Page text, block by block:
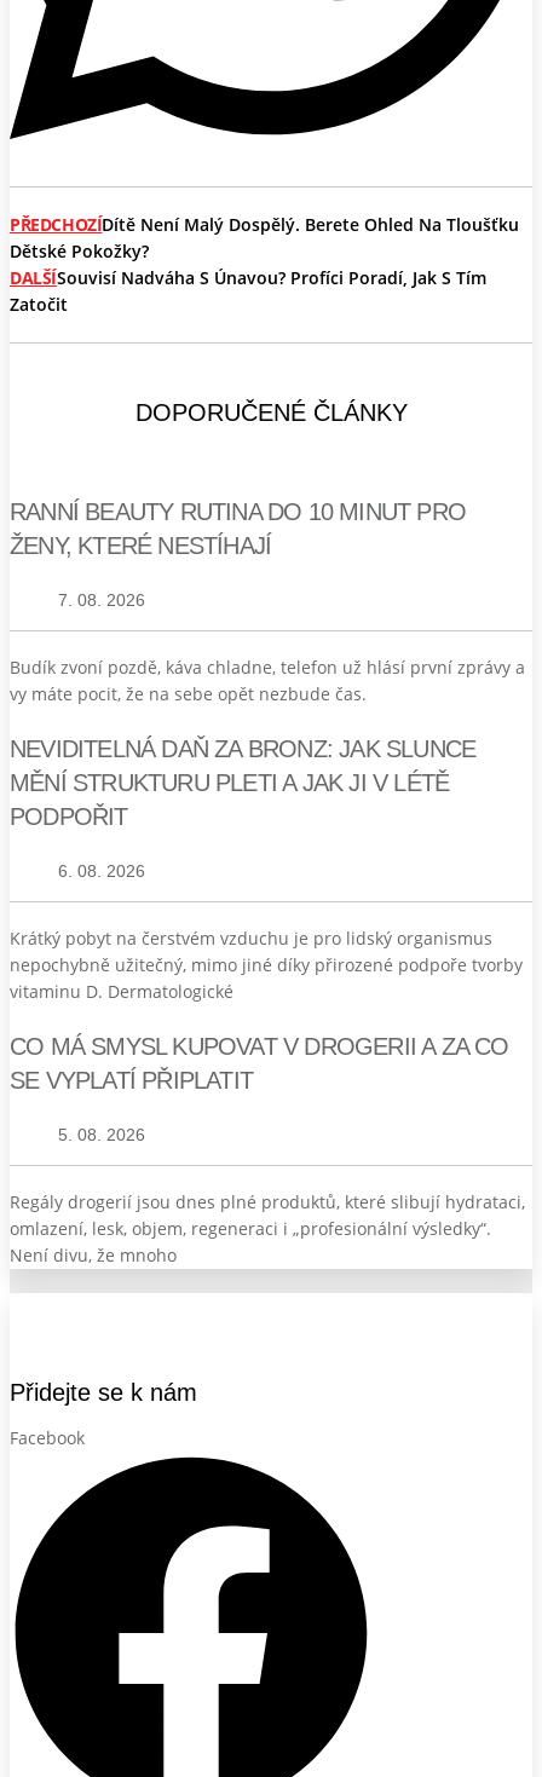
PŘEDCHOZÍDítě Není Malý Dospělý. Berete Ohled Na Tloušťku
Dětské Pokožky?
DALŠÍSouvisí Nadváha S Únavou? Profíci Poradí, Jak S Tím
Zatočit
DOPORUČENÉ ČLÁNKY
RANNÍ BEAUTY RUTINA DO 10 MINUT PRO
ŽENY, KTERÉ NESTÍHAJÍ
7. 08. 2026
Budík zvoní pozdě, káva chladne, telefon už hlásí první zprávy a
vy máte pocit, že na sebe opět nezbude čas.
NEVIDITELNÁ DAŇ ZA BRONZ: JAK SLUNCE
MĚNÍ STRUKTURU PLETI A JAK JI V LÉTĚ
PODPOŘIT
6. 08. 2026
Krátký pobyt na čerstvém vzduchu je pro lidský organismus
nepochybně užitečný, mimo jiné díky přirozené podpoře tvorby
vitaminu D. Dermatologické
CO MÁ SMYSL KUPOVAT V DROGERII A ZA CO
SE VYPLATÍ PŘIPLATIT
5. 08. 2026
Regály drogerií jsou dnes plné produktů, které slibují hydrataci,
omlazení, lesk, objem, regeneraci i „profesionální výsledky“.
Není divu, že mnoho
Přidejte se k nám
Facebook